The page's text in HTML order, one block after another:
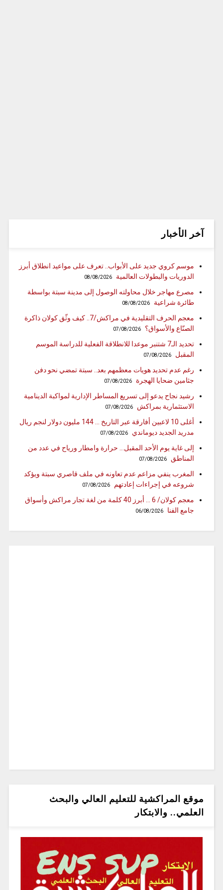
آخر الأخبار
موسم كروي جديد على الأبواب.. تعرف على مواعيد انطلاق أبرز
الدوريات والبطولات العالمية
08/08/2026
مصرع مهاجر خلال محاولته الوصول إلى مدينة سبتة بواسطة
طائرة شراعية
08/08/2026
معجم الحرف التقليدية في مراكش/7.. كيف وثّق كولان ذاكرة
الصنّاع والأسواق؟
07/08/2026
تحديد الـ7 شتنبر موعدا للانطلاقة الفعلية للدراسة الموسم
المقبل
07/08/2026
رغم عدم تحديد هويات معظمهم بعد.. سبتة تمضي نحو دفن
جثامين ضحايا الهجرة
07/08/2026
رشيد نجاح يدعو إلى تسريع المساطر الإدارية لمواكبة الدينامية
الاستثمارية بمراكش
07/08/2026
أغلى 10 لاعبين أفارقة عبر التاريخ … 144 مليون دولار لنجم ريال
مدريد الجديد ديوماندي
07/08/2026
إلى غاية يوم الأحد المقبل… حرارة وامطار ورياح في عدد من
المناطق
07/08/2026
المغرب ينفي مزاعم عدم تعاونه في ملف قاصري سبتة ويؤكد
شروعه في إجراءات إعادتهم
07/08/2026
معجم كولان/ 6 … أبرز 40 كلمة من لغة تجار مراكش وأسواق
جامع الفنا
06/08/2026
موقع المراكشية للتعليم العالي والبحث
العلمي.. والابتكار